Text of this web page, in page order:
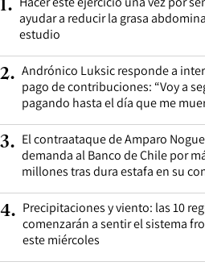
1.
ayudar a reducir la grasa
estudio
2. Andrónico Luksic responde a
pago de contribuciones: “Voy a
pagando hasta el día que me
3. El contraataque de Amparo
demanda al Banco de Chile por
millones tras dura estafa en su
4. Precipitaciones y viento: las 10
comenzarán a sentir el sistema
este miércoles